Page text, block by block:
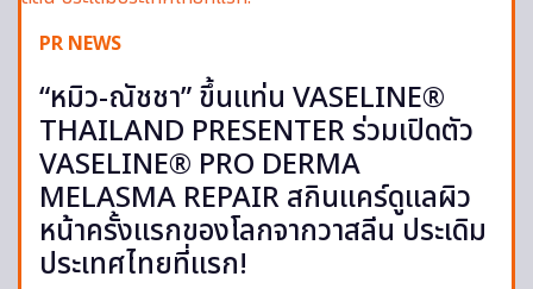
PR NEWS
“หมิว-ณัชชา” ขึ้นแท่น VASELINE®
THAILAND PRESENTER ร่วมเปิดตัว
VASELINE® PRO DERMA
MELASMA REPAIR สกินแคร์ดูแลผิว
หน้าครั้งแรกของโลกจากวาสลีน ประเดิม
ประเทศไทยที่แรก!